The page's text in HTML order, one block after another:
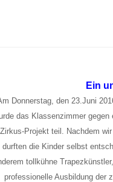
Ein
Donnerstag, den 23.Juni
das Klassenzimmer
Zirkus-Projekt teil. Nachdem
durften die Kinder selbst
tollkühne
professionelle Ausbildung der